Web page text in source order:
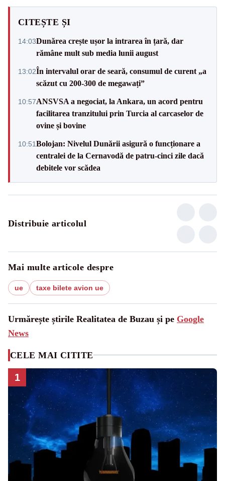
CITEȘTE ȘI
14:03Dunărea crește ușor la intrarea în țară, dar
rămâne mult sub media lunii august
13:02În intervalul orar de seară, consumul de curent „a
scăzut cu 200-300 de megawați”
10:57ANSVSA a negociat, la Ankara, un acord pentru
facilitarea tranzitului prin Turcia al carcaselor de
ovine și bovine
10:51Bolojan: Nivelul Dunării asigură o funcționare a
centralei de la Cernavodă de patru-cinci zile dacă
debitele vor scădea
Distribuie articolul
Mai multe articole despre
ue taxe bilete avion ue
Urmărește știrile Realitatea de Buzau și pe Google
News
CELE MAI CITITE
1